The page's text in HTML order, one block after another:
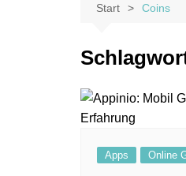
Kredit
Sparen
Start Coins
Apps Online